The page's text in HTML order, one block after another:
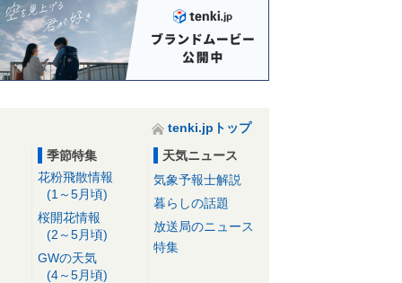
tenki.jpトップ
季節特集
花粉飛散情報
(1～5月頃)
桜開花情報
(2～5月頃)
GWの天気
(4～5月頃)
天気ニュース
気象予報士解説
暮らしの話題
放送局のニュース
特集